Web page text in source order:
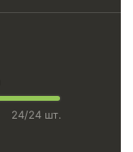
24/24 шт.